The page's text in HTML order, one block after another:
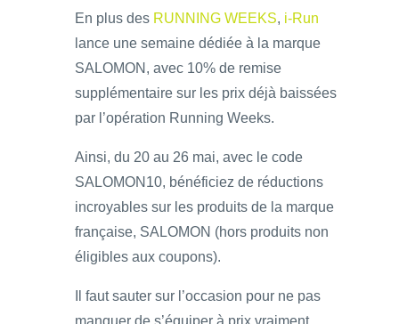
En plus des RUNNING WEEKS, i-Run
lance une semaine dédiée à la marque
SALOMON, avec 10% de remise
supplémentaire sur les prix déjà baissées
par l’opération Running Weeks.
Ainsi, du 20 au 26 mai, avec le code
SALOMON10, bénéficiez de réductions
incroyables sur les produits de la marque
française, SALOMON (hors produits non
éligibles aux coupons).
Il faut sauter sur l’occasion pour ne pas